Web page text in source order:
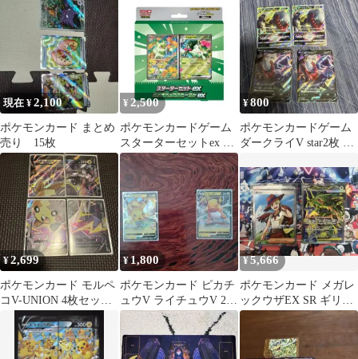
現在 ¥2,100
ポケモンカード まとめ
売り 15枚
¥ 2,500
ポケモンカードゲーム
スターターセットex ニ
ャオハ＆マスカーニャ
¥800
ポケモンカードゲーム
ダークライV star2枚 ダ
¥2,699
ポケモンカード モルペ
コV-UNION 4枚セット
おまけ付き
¥1,800
ポケモンカード ピカチ
ュウV ライチュウV 2枚
セット
¥5,666
ポケモンカード メガレ
ックウザEX SR ギリー
SR